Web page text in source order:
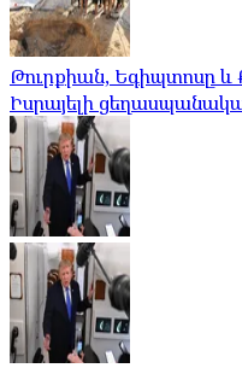
Թուրքիան, Եգիպտոսը
Իսրայելի